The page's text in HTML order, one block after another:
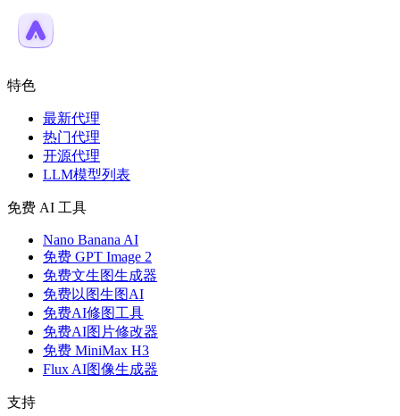
特色
最新代理
热门代理
开源代理
LLM模型列表
免费 AI 工具
Nano Banana AI
免费 GPT Image 2
免费文生图生成器
免费以图生图AI
免费AI修图工具
免费AI图片修改器
免费 MiniMax H3
Flux AI图像生成器
支持